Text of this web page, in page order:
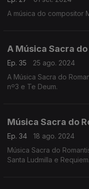
A música do compositor
A Música Sacra
Ep. 35
25 ago. 2024
A Música Sacra do
nº3 e Te Deum.
Música Sacra do
Ep. 34
18 ago. 2024
Música Sacra do
Santa Ludmilla e Requiem.